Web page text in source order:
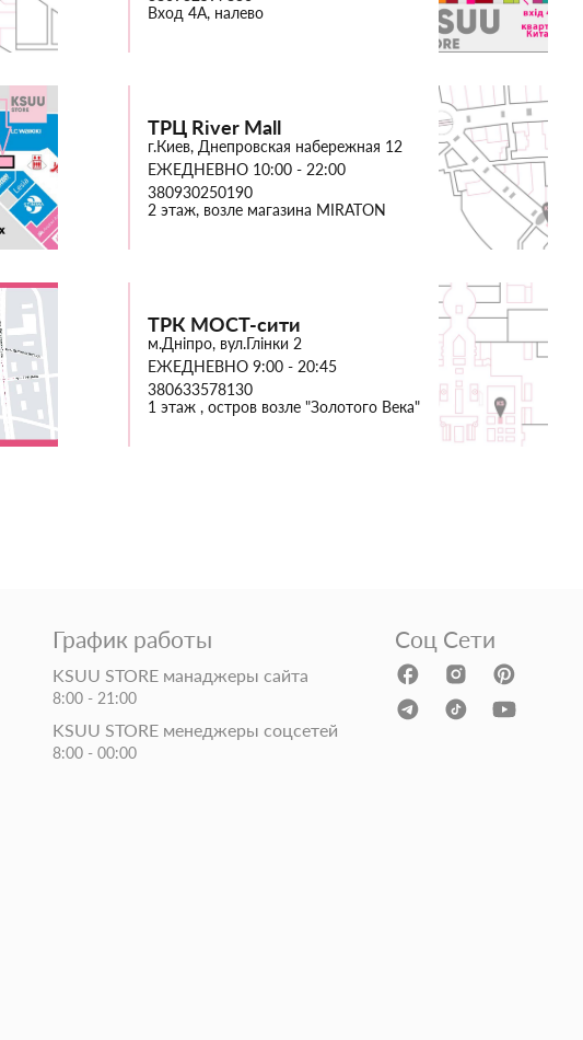
Вход 4А, налево
ТРЦ River Mall
г.Киев, Днепровская набережная 12
ЕЖЕДНЕВНО 10:00 - 22:00
380930250190
2 этаж, возле магазина MIRATON
ТРК МОСТ-сити
м.Дніпро, вул.Глінки 2
ЕЖЕДНЕВНО 9:00 - 20:45
380633578130
1 этаж , остров возле "Золотого Века"
График работы
KSUU STORE манаджеры сайта
8:00 - 21:00
KSUU STORE менеджеры соцсетей
8:00 - 00:00
Соц Сети